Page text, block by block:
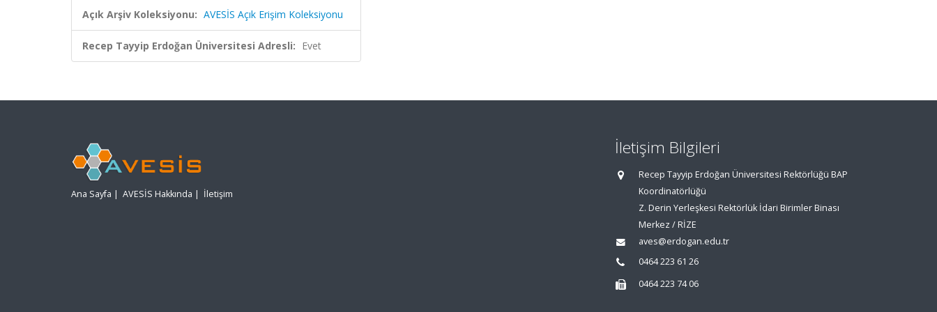
Açık Arşiv Koleksiyonu: AVESİS Açık Erişim Koleksiyonu
Recep Tayyip Erdoğan Üniversitesi Adresli: Evet
Ana Sayfa | AVESİS Hakkında | İletişim
İletişim Bilgileri
Recep Tayyip Erdoğan Üniversitesi Rektörlüğü BAP
Koordinatörlüğü
Z. Derin Yerleşkesi Rektörlük İdari Birimler Binası
Merkez / RİZE
aves@erdogan.edu.tr
0464 223 61 26
0464 223 74 06